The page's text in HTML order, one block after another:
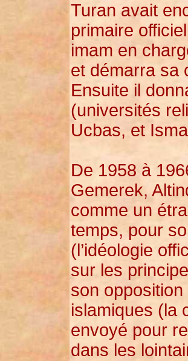
Turan avait
primaire
imam en
et démarra sa
Ensuite il
(universités
Ucbas, et
De 1958 à
Gemerek,
comme un
temps, pour
(l’idéologie
sur les
son
islamiques (la
envoyé pour
dans les